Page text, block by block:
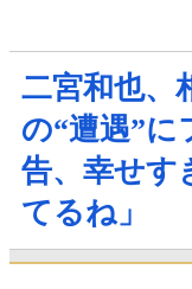
二宮和也、
の“遭遇”に
告、幸せす
てるね」